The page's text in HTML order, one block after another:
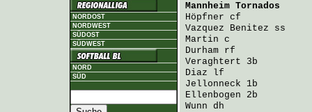
NORDOST
NORDWEST
SÜDOST
SÜDWEST
NORD
SÜD
Mannheim Tornados
Höpfner cf
Vazquez Benitez ss
Martin c
Durham rf               5
Veraghtert 3b
Diaz lf                 4
Jellonneck 1b
Ellenbogen 2b
Wunn dh